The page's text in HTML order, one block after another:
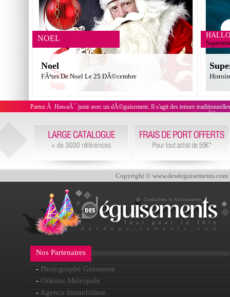
NOEL
Noel
FÃªtes De Noel Le 25 DÃ©cembre
Partez Ã HawaÃ¯ juste avec un dÃ©guisement. Il s'agit des tenues
on pourra porter une jupe
Copyright © www.desdeguisements.com
Nos Partenaires
- Photographe Grossesse
- Orléans Métropole
- Agence Immobiliere